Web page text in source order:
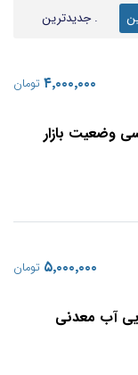
. جدیدترین
وضعیت بازار
‎۴٬۰۰۰٬۰۰۰ تومان
آب معدنی
‎۵٬۰۰۰٬۰۰۰ تومان